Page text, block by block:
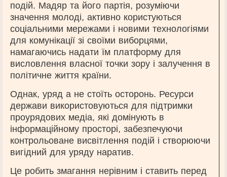
подій. Мадяр та його партія, розуміючи
значення молоді, активно користуються
соціальними мережами і новими технологіями
для комунікації зі своїми виборцями,
намагаючись надати їм платформу для
висловлення власної точки зору і залучення в
політичне життя країни.
Однак, уряд а не стоїть осторонь. Ресурси
держави використовуються для підтримки
проурядових медіа, які домінують в
інформаційному просторі, забезпечуючи
контрольоване висвітлення подій і створюючи
вигідний для уряду наратив.
Це робить змагання нерівним і ставить перед